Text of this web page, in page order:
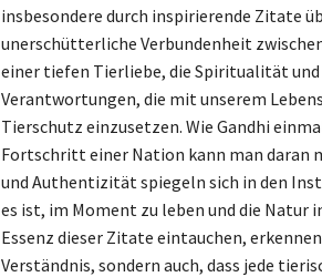
insbesondere durch inspirierende Zitate
unerschütterliche Verbundenheit
einer tiefen Tierliebe, die Spiritualität
Verantwortungen, die mit unserem
Tierschutz einzusetzen. Wie Gandhi
Fortschritt einer Nation kann man daran
und Authentizität spiegeln sich in den
es ist, im Moment zu leben und die Natur
Essenz dieser Zitate eintauchen,
Verständnis, sondern auch, dass jede